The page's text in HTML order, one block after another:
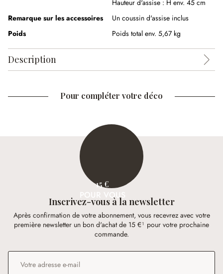
Hauteur d'assise : H env. 45 cm
Remarque sur les accessoires
Un coussin d'assise inclus
Poids
Poids total env. 5,67 kg
Description
Pour compléter votre déco
15 €
POUR VOUS
Inscrivez-vous à la newsletter
Après confirmation de votre abonnement, vous recevrez avec votre
première newsletter un bon d'achat de 15 €¹ pour votre prochaine
commande.
Adresse e-mail